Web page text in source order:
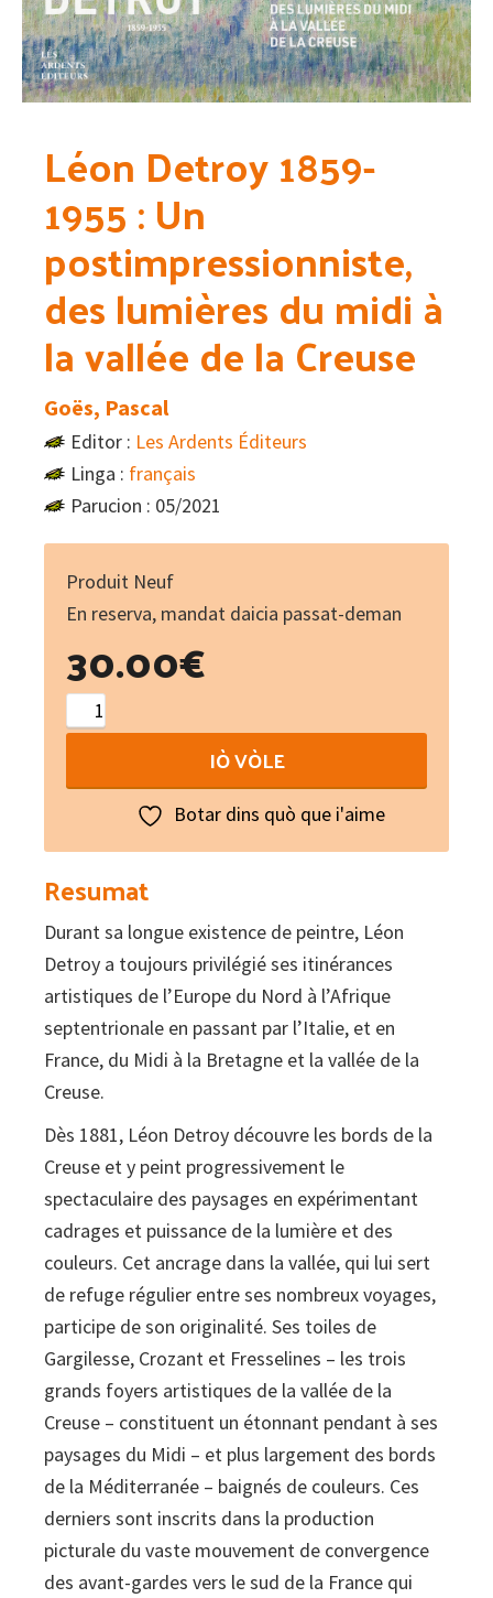
Léon Detroy 1859-
1955 : Un
postimpressionniste,
des lumières du midi à
la vallée de la Creuse
Goës, Pascal
Editor : Les Ardents Éditeurs
Linga : français
Parucion : 05/2021
Produit Neuf
En reserva, mandat daicia passat-deman
30.00€
Léon
Detroy
postimpressionniste,
des
lumières
du
midi
à
la
vallée
Creuse
quantity
IÒ VÒLE
Botar dins quò que i'aime
Resumat
Durant sa longue existence de peintre, Léon
Detroy a toujours privilégié ses itinérances
artistiques de l’Europe du Nord à l’Afrique
septentrionale en passant par l’Italie, et en
France, du Midi à la Bretagne et la vallée de la
Creuse.
Dès 1881, Léon Detroy découvre les bords de la
Creuse et y peint progressivement le
spectaculaire des paysages en expérimentant
cadrages et puissance de la lumière et des
couleurs. Cet ancrage dans la vallée, qui lui sert
de refuge régulier entre ses nombreux voyages,
participe de son originalité. Ses toiles de
Gargilesse, Crozant et Fresselines – les trois
grands foyers artistiques de la vallée de la
Creuse – constituent un étonnant pendant à ses
paysages du Midi – et plus largement des bords
de la Méditerranée – baignés de couleurs. Ces
derniers sont inscrits dans la production
picturale du vaste mou­vement de convergence
des avant-gardes vers le sud de la France qui